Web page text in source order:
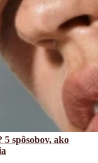
spôsobov, ako